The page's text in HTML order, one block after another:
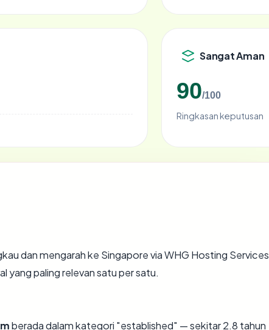
Sangat Aman
90/100
Ringkasan keputusan
dan mengarah ke Singapore via WHG Hosting Services
yang paling relevan satu per satu.
berada dalam kategori "established" — sekitar 2.8 tahun